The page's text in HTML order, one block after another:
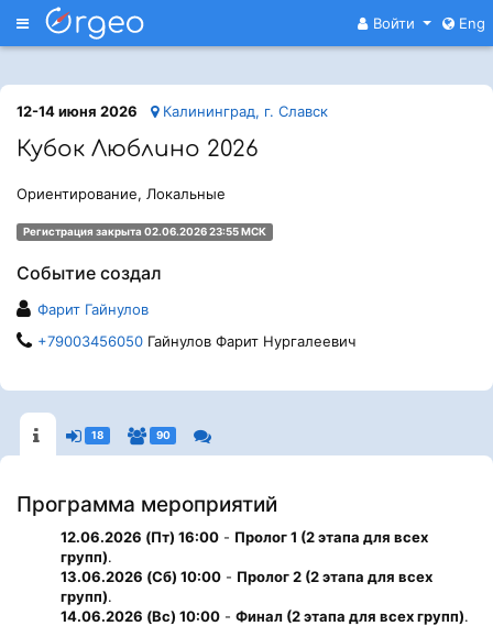
Меню Войти Eng
12-14 июня 2026 Калининград, г. Славск
Кубок Люблино 2026
Ориентирование, Локальные
Регистрация закрыта 02.06.2026 23:55 МСК
Событие создал
Фарит Гайнулов
+79003456050 Гайнулов Фарит Нургалеевич
18 90
Программа мероприятий
12.06.2026 (Пт) 16:00 - Пролог 1 (2 этапа для всех
групп).
13.06.2026 (Сб) 10:00 - Пролог 2 (2 этапа для всех
групп).
14.06.2026 (Вс) 10:00 - Финал (2 этапа для всех групп).